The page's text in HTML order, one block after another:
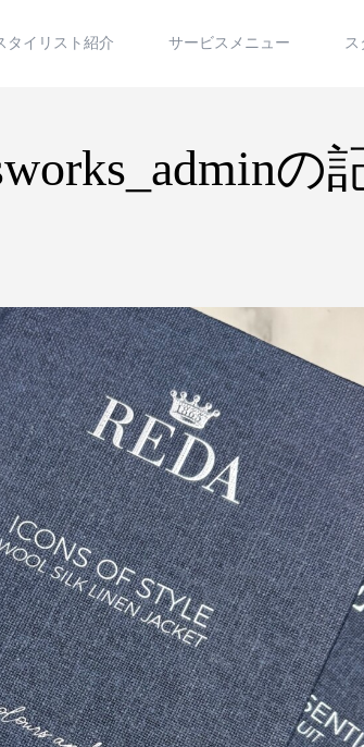
タイリスト紹介 サービスメニュー ス
の